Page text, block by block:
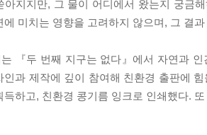
아지지만, 그 물이 어디에서 왔는지 궁금
에 미치는 영향을 고려하지 않으며, 그 결
『두 번째 지구는 없다』에서 자연과
인과 제작에 깊이 참여해 친환경 출판에
득하고, 친환경 콩기름 잉크로 인쇄했다.